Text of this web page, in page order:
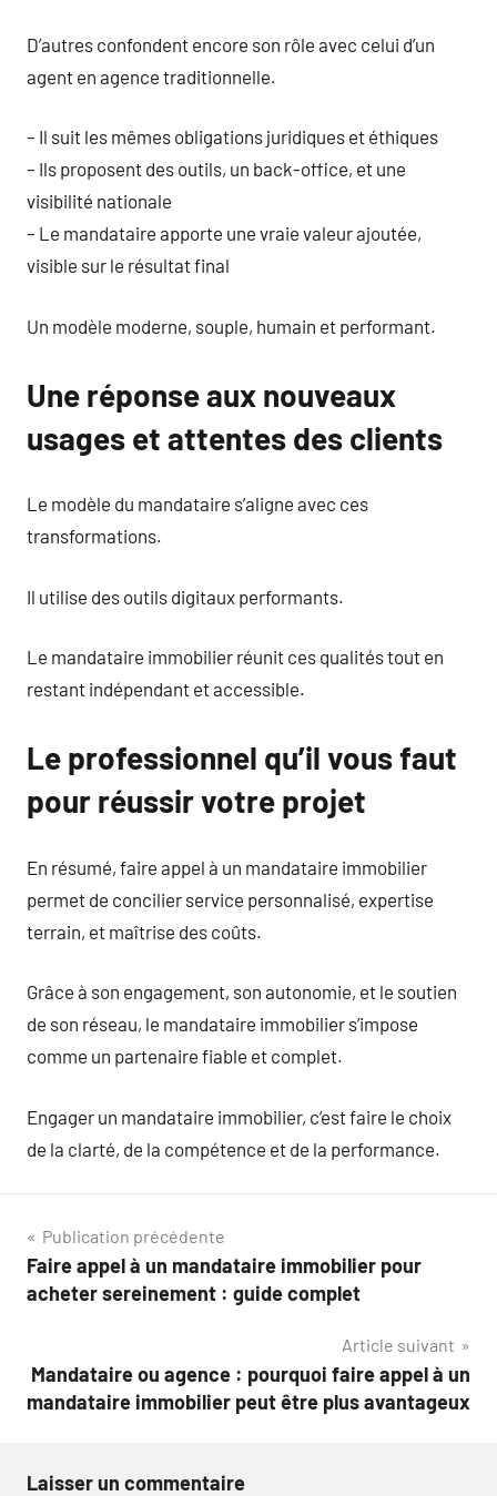
D’autres confondent encore son rôle avec celui d’un
agent en agence traditionnelle.
– Il suit les mêmes obligations juridiques et éthiques
– Ils proposent des outils, un back-office, et une
visibilité nationale
– Le mandataire apporte une vraie valeur ajoutée,
visible sur le résultat final
Un modèle moderne, souple, humain et performant.
Une réponse aux nouveaux
usages et attentes des clients
Le modèle du mandataire s’aligne avec ces
transformations.
Il utilise des outils digitaux performants.
Le mandataire immobilier réunit ces qualités tout en
restant indépendant et accessible.
Le professionnel qu’il vous faut
pour réussir votre projet
En résumé, faire appel à un mandataire immobilier
permet de concilier service personnalisé, expertise
terrain, et maîtrise des coûts.
Grâce à son engagement, son autonomie, et le soutien
de son réseau, le mandataire immobilier s’impose
comme un partenaire fiable et complet.
Engager un mandataire immobilier, c’est faire le choix
de la clarté, de la compétence et de la performance.
Navigation
de
Publication précédente
Faire appel à un mandataire immobilier pour
acheter sereinement : guide complet
Article suivant
Mandataire ou agence : pourquoi faire appel à un
mandataire immobilier peut être plus avantageux
Laisser un commentaire